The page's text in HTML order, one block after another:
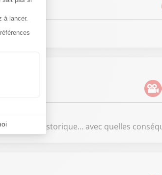
décision historique… avec quelles